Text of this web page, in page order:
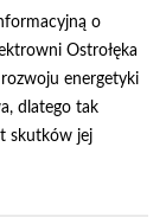
o
Ostrołęka
energetyki
dlatego tak
skutków jej